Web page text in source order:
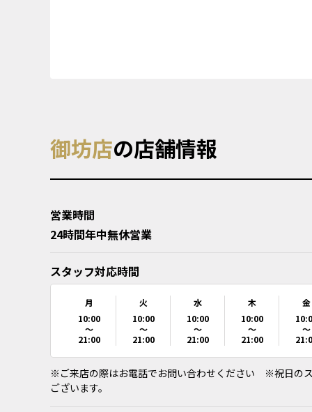
御坊店の店舗情報
営業時間
24時間年中無休営業
スタッフ対応時間
月
10:00
～
21:00
火
10:00
～
21:00
水
10:00
～
21:00
木
10:00
～
21:00
金
～
※ご来店の際はお電話でお問い合わせください ※祝日の
ございます。